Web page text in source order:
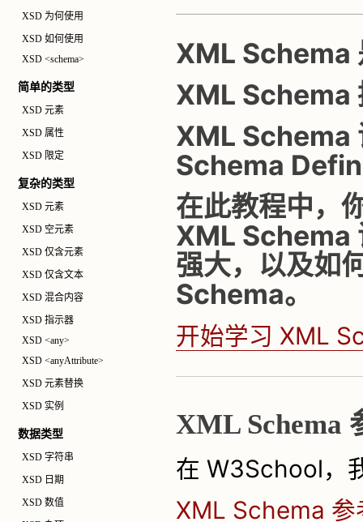
XSD 为何使用
XSD 如何使用
XSD <schema>
简单的类型
XSD 元素
XSD 属性
XSD 限定
复杂的类型
XSD 元素
XSD 空元素
XSD 仅含元素
XSD 仅含文本
XSD 混合内容
XSD 指示器
XSD <any>
XSD <anyAttribute>
XSD 元素替换
XSD 实例
数据类型
XSD 字符串
XSD 日期
XSD 数值
XML Schema
XML Schema
XML Schema
Schema
在此教程中，
XML Schema
强大，以及如
Schema。
开始学习 XML
XML Schema
在 W3School，
XML Schema 参